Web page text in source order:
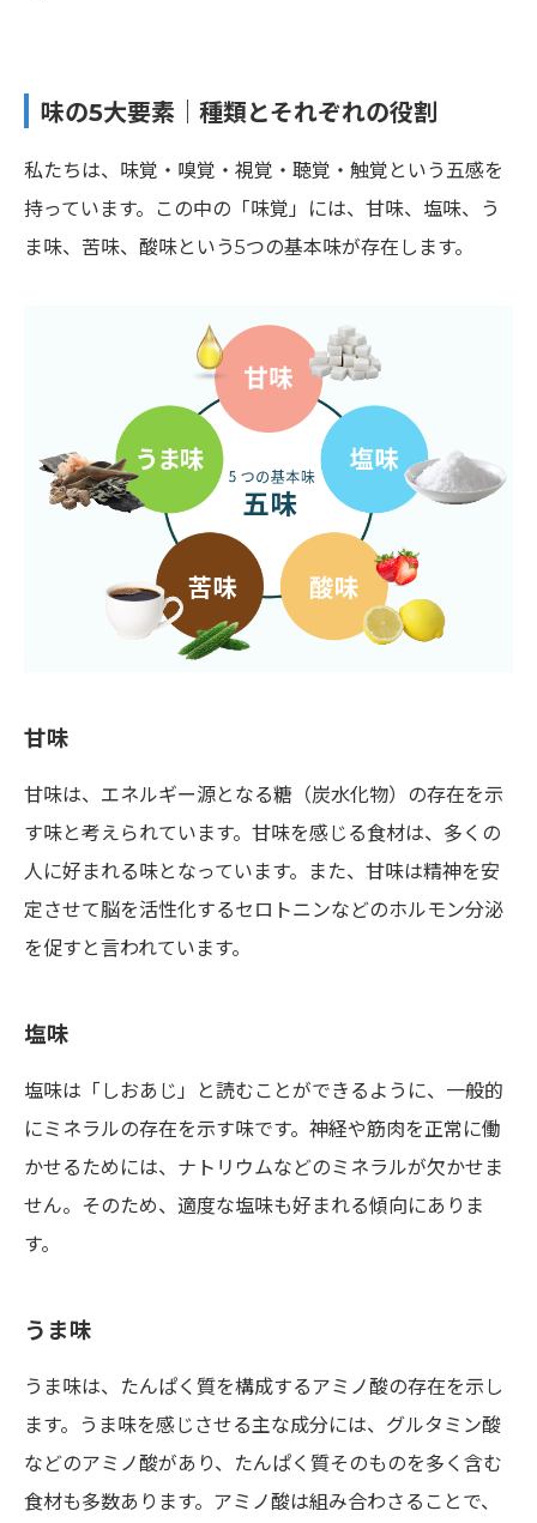
味の5大要素｜種類とそれぞれの役割
私たちは、味覚・嗅覚・視覚・聴覚・触覚という五感を
持っています。この中の「味覚」には、甘味、塩味、う
ま味、苦味、酸味という5つの基本味が存在します。
甘味
甘味は、エネルギー源となる糖（炭水化物）の存在を示
す味と考えられています。甘味を感じる食材は、多くの
人に好まれる味となっています。また、甘味は精神を安
定させて脳を活性化するセロトニンなどのホルモン分泌
を促すと言われています。
塩味
塩味は「しおあじ」と読むことができるように、一般的
にミネラルの存在を示す味です。神経や筋肉を正常に働
かせるためには、ナトリウムなどのミネラルが欠かせま
せん。そのため、適度な塩味も好まれる傾向にありま
す。
うま味
うま味は、たんぱく質を構成するアミノ酸の存在を示し
ます。うま味を感じさせる主な成分には、グルタミン酸
などのアミノ酸があり、たんぱく質そのものを多く含む
食材も多数あります。アミノ酸は組み合わさることで、